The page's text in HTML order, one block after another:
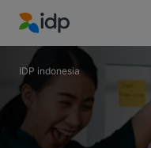
IDP Education
IDP indonesia